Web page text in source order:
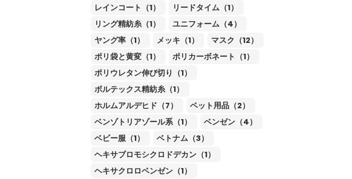
レインコート（1）
リードタイム（1）
リング精紡糸（1）
ユニフォーム（4）
ヤング率（1）
メッキ（1）
マスク（12）
ポリ袋と黄変（1）
ポリカーボネート（1）
ポリウレタン伸び切り（1）
ボルテックス精紡糸（1）
ホルムアルデヒド（7）
ペット用品（2）
ベンゾトリアゾール系（1）
ベンゼン（4）
ベビー服（1）
ベトナム（3）
ヘキサブロモシクロドデカン（1）
ヘキサクロロベンゼン（1）